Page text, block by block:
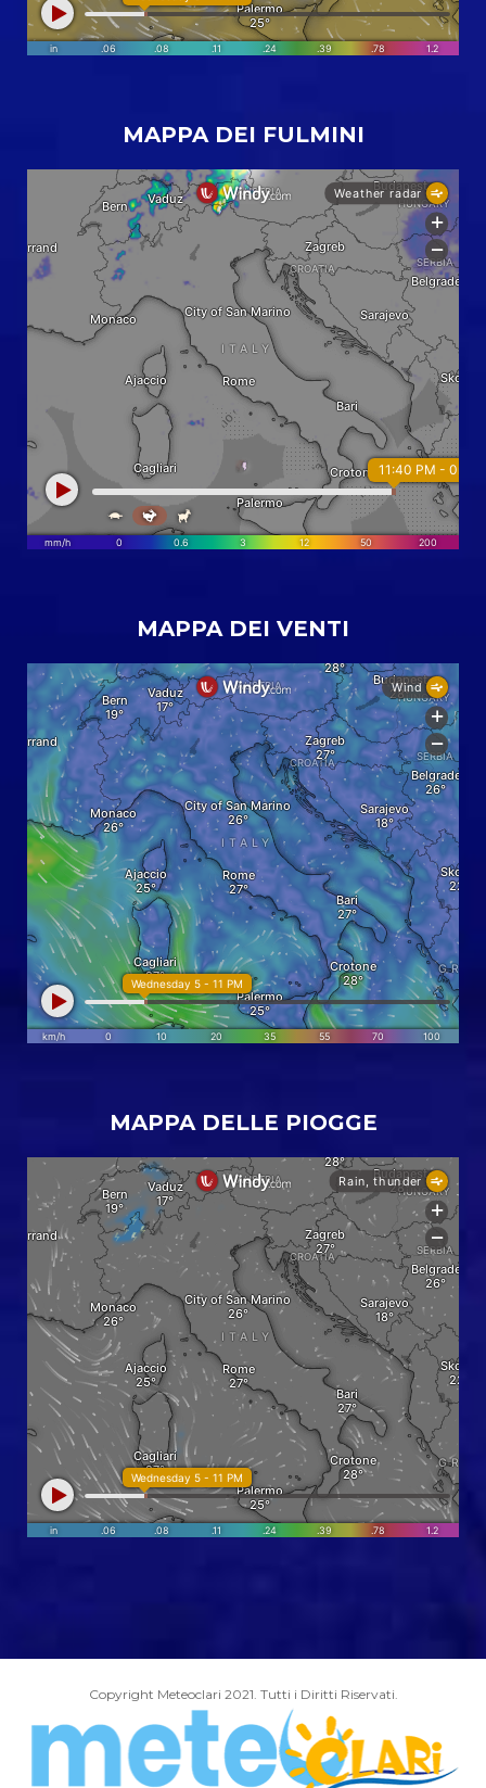
MAPPA DEI FULMINI
MAPPA DEI VENTI
MAPPA DELLE PIOGGE
Copyright Meteoclari 2021. Tutti i Diritti Riservati.